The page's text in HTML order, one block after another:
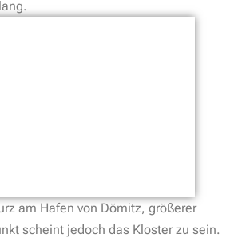
am Hafen von Dömitz, größerer
scheint jedoch das Kloster zu sein.